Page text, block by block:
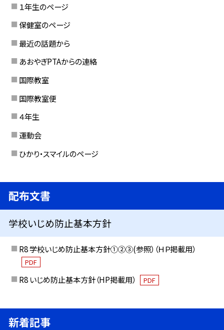
１年生のページ
保健室のページ
最近の話題から
あおやぎPTAからの連絡
国際教室
国際教室便
４年生
運動会
ひかり・スマイルのページ
配布文書
学校いじめ防止基本方針
R8 学校いじめ防止基本方針①②③(参照）（ＨＰ掲載用）
PDF
R8 いじめ防止基本方針（HP掲載用） PDF
新着記事